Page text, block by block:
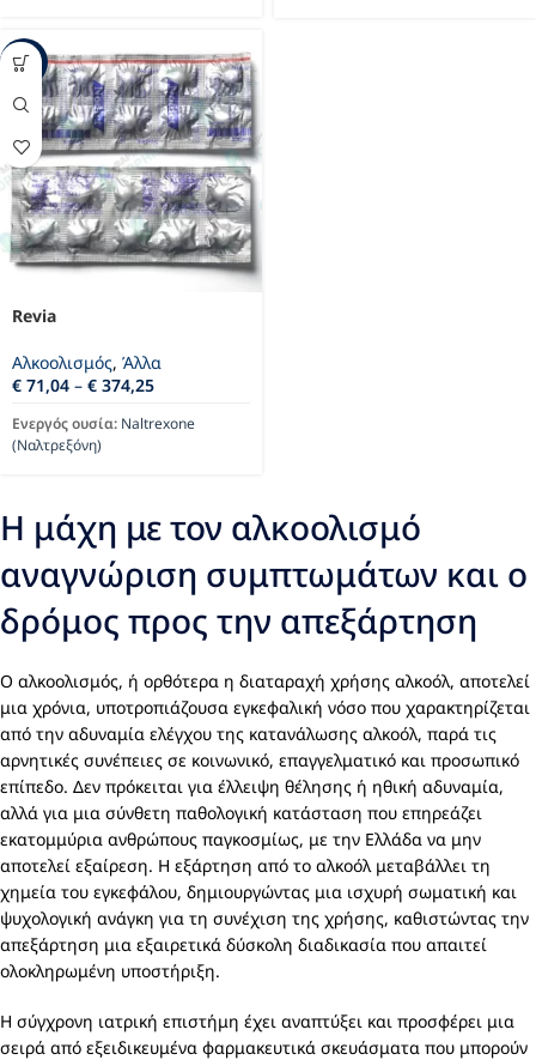
-41%
Revia
Αλκοολισμός, Άλλα
€ 71,04 – € 374,25
Ενεργός ουσία: Naltrexone
(Ναλτρεξόνη)
Η μάχη με τον αλκοολισμό
αναγνώριση συμπτωμάτων και ο
δρόμος προς την απεξάρτηση
Ο αλκοολισμός, ή ορθότερα η διαταραχή χρήσης αλκοόλ, αποτελεί
μια χρόνια, υποτροπιάζουσα εγκεφαλική νόσο που χαρακτηρίζεται
από την αδυναμία ελέγχου της κατανάλωσης αλκοόλ, παρά τις
αρνητικές συνέπειες σε κοινωνικό, επαγγελματικό και προσωπικό
επίπεδο. Δεν πρόκειται για έλλειψη θέλησης ή ηθική αδυναμία,
αλλά για μια σύνθετη παθολογική κατάσταση που επηρεάζει
εκατομμύρια ανθρώπους παγκοσμίως, με την Ελλάδα να μην
αποτελεί εξαίρεση. Η εξάρτηση από το αλκοόλ μεταβάλλει τη
χημεία του εγκεφάλου, δημιουργώντας μια ισχυρή σωματική και
ψυχολογική ανάγκη για τη συνέχιση της χρήσης, καθιστώντας την
απεξάρτηση μια εξαιρετικά δύσκολη διαδικασία που απαιτεί
ολοκληρωμένη υποστήριξη.
Η σύγχρονη ιατρική επιστήμη έχει αναπτύξει και προσφέρει μια
σειρά από εξειδικευμένα φαρμακευτικά σκευάσματα που μπορούν